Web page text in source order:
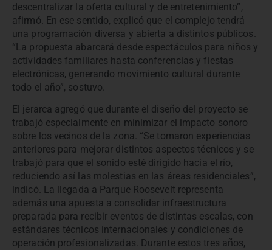
descentralizar la oferta cultural y de entretenimiento”,
afirmó. En ese sentido, explicó que el complejo tendrá
una programación diversa y abierta a distintos públicos.
“La propuesta abarcará desde espectáculos para niños y
actividades familiares hasta conferencias y fiestas
electrónicas, generando movimiento cultural durante
todo el año”, sostuvo.
El jerarca agregó que durante el diseño del proyecto se
trabajó especialmente en minimizar el impacto sonoro
sobre los vecinos de la zona. “Se tomaron experiencias
anteriores para mejorar distintos aspectos técnicos y se
trabajó para que el sonido esté dirigido hacia el río,
reduciendo así las molestias en las áreas residenciales”,
indicó. La llegada a Parque Roosevelt representa
además una apuesta a consolidar infraestructura
preparada para recibir eventos de distintas escalas, con
estándares técnicos internacionales y condiciones de
operación profesionalizadas. Durante estos tres años,